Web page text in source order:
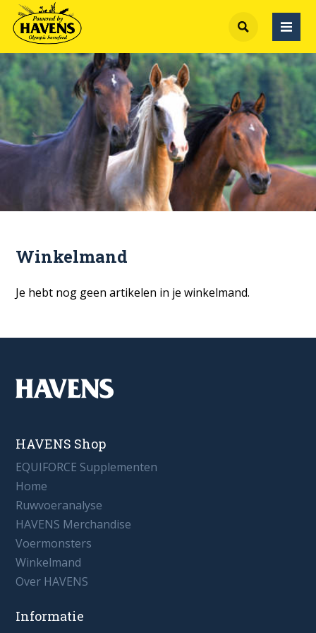
Winkelmand
Je hebt nog geen artikelen in je winkelmand.
HAVENS Shop
EQUIFORCE Supplementen
Home
Ruwvoeranalyse
HAVENS Merchandise
Voermonsters
Winkelmand
Over HAVENS
Informatie